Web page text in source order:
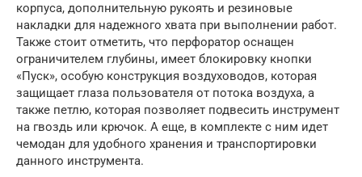
корпуса, дополнительную рукоять и резиновые
накладки для надежного хвата при выполнении работ.
Также стоит отметить, что перфоратор оснащен
ограничителем глубины, имеет блокировку кнопки
«Пуск», особую конструкция воздуховодов, которая
защищает глаза пользователя от потока воздуха, а
также петлю, которая позволяет подвесить инструмент
на гвоздь или крючок. А еще, в комплекте с ним идет
чемодан для удобного хранения и транспортировки
данного инструмента.